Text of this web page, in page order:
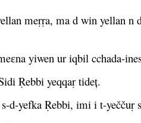
meṛṛa, ma d win yellan
yiwen ur iqbil cchada-
Ṛebbi yeqqaṛ tideț.
d-yefka Ṛebbi, imi i t-yeččuṛ